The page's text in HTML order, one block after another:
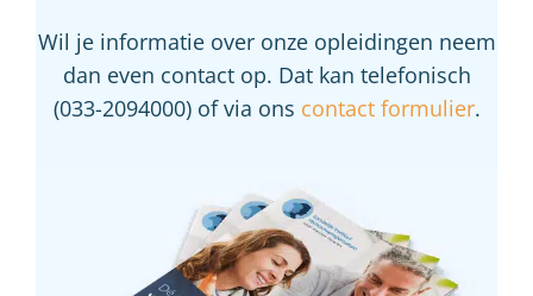
Wil je informatie over onze opleidingen neem
dan even contact op. Dat kan telefonisch
(033-2094000) of via ons contact formulier.